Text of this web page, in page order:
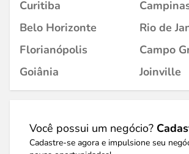
Curitiba
Belo Horizonte
Rio de
Florianópolis
Campo
Goiânia
Joinville
Você possui um negócio?
Cadastre-se agora e impulsione seu